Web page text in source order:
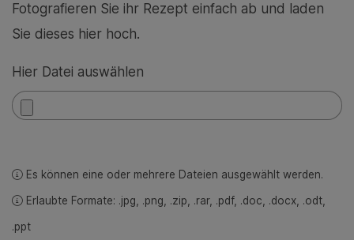
Fotografieren Sie ihr Rezept einfach ab und laden
Sie dieses hier hoch.
Hier Datei auswählen
Es können eine oder mehrere Dateien ausgewählt werden.
Erlaubte Formate: .jpg, .png, .zip, .rar, .pdf, .doc, .docx, .odt,
.ppt